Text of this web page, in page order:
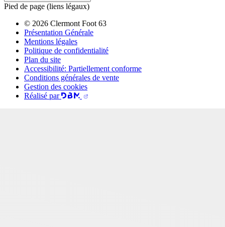
Pied de page (liens légaux)
© 2026 Clermont Foot 63
Présentation Générale
Mentions légales
Politique de confidentialité
Plan du site
Accessibilité: Partiellement conforme
Conditions générales de vente
Gestion des cookies
Réalisé par